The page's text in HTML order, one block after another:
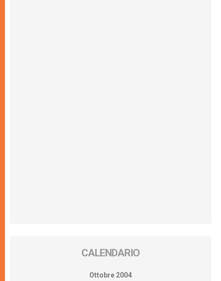
CALENDARIO
Ottobre 2004